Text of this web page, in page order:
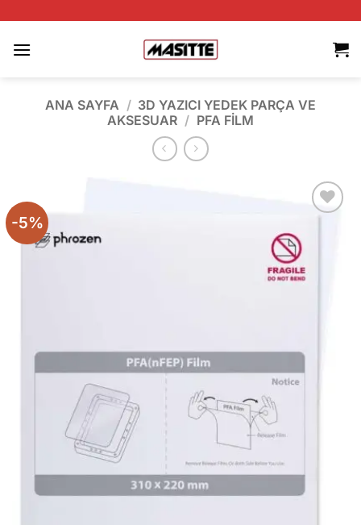
ANA SAYFA / 3D YAZICI YEDEK PARÇA VE
AKSESUAR / PFA FILM
-5%
wishlist